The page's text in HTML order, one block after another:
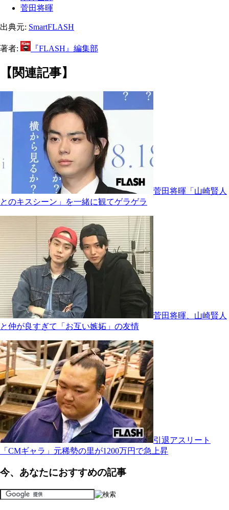
菅田将暉
出典元: SmartFLASH
著者: 『FLASH』編集部
【関連記事】
菅田将暉「山崎賢人
とのキスシーン」を一緒に観てゲラゲラ
菅田将暉、山崎賢人
と仲が良すぎて「お互い嫉妬」の友情
引退アスリート
「CMギャラ」元稀勢の里が1200万円で急上昇
今、あなたにおすすめの記事